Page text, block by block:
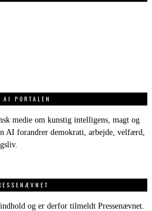
AI PORTALEN
medie om kunstig intelligens, magt og
AI forandrer demokrati, arbejde, velfærd,
og er derfor tilmeldt Pressenævnet.